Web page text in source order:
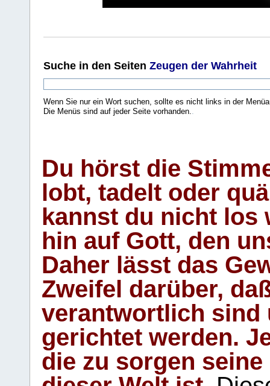
Suche in den Seiten Zeugen der Wahrheit
Wenn Sie nur ein Wort suchen, sollte es nicht links in der
Die Menüs sind auf jeder Seite vorhanden..
Du hörst die
lobt, tadelt oder
kannst du nicht los
hin auf Gott, den
Daher lässt das
Zweifel darüber,
verantwortlich sind
gerichtet werden.
die zu sorgen